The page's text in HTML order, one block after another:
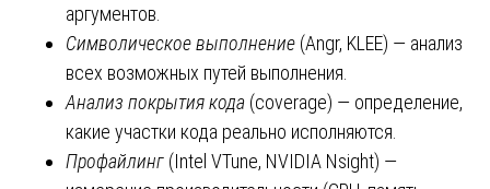
аргументов.
Символическое выполнение (Angr, KLEE) — анализ
всех возможных путей выполнения.
Анализ покрытия кода (coverage) — определение,
какие участки кода реально исполняются.
Профайлинг (Intel VTune, NVIDIA Nsight) —